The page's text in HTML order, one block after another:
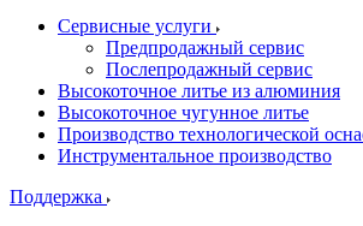
Сервисные услуги
Предпродажный сервис
Послепродажный сервис
Высокоточное литье из алюминия
Высокоточное чугунное литье
Производство технологической
Инструментальное производство
Поддержка